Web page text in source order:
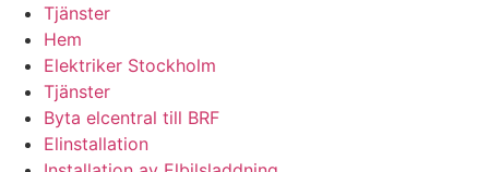
Tjänster
Hem
Elektriker Stockholm
Tjänster
Byta elcentral till BRF
Elinstallation